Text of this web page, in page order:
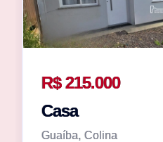
R$ 215.000
Casa
Guaíba, Colina